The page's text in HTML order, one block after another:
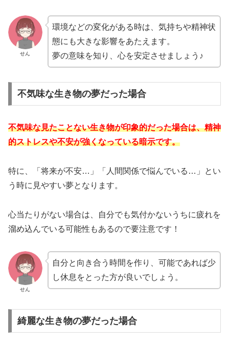
せん
環境などの変化がある時は、気持ちや精神状
態にも大きな影響をあたえます。
夢の意味を知り、心を安定させましょう♪
不気味な生き物の夢だった場合
不気味な見たことない生き物が印象的だった場合は、精神
的ストレスや不安が強くなっている暗示です。
特に、「将来が不安…」「人間関係で悩んでいる…」とい
う時に見やすい夢となります。
心当たりがない場合は、自分でも気付かないうちに疲れを
溜め込んでいる可能性もあるので要注意です！
せん
自分と向き合う時間を作り、可能であれば少
し休息をとった方が良いでしょう。
綺麗な生き物の夢だった場合